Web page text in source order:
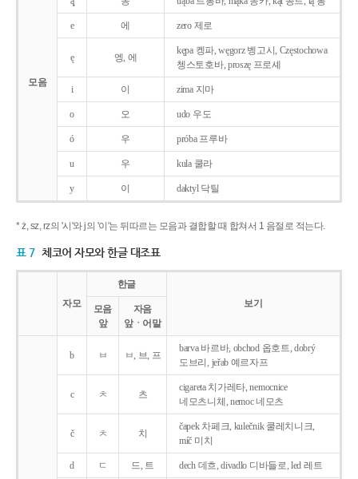
모음
e 에 zero 제로
ę 엥, 에
kępa 켕파, węgorz 벵고시, Częstochowa
쳉스토호바, proszę 프로셰
i 이 zima 지마
o 오 udo 우도
ó 우 próba 프루바
u 우 kula 쿨라
y 이 daktyl 닥틸
* ż, sz, rz의 '시'와 j의 '이'는 뒤따르는 모음과 결합할 때 합쳐서 1 음절로 적는다.
표 7 체코어 자모와 한글 대조표
자모
한글
보기
모음
앞
자음
앞ㆍ어말
b ㅂ ㅂ, 브, 프
barva 바르바, obchod 옵호트, dobrý
도브리, jeřab 예르자프
c ㅊ 츠
cigareta 치가레타, nemocnice
네모츠니체, nemoc 네모츠
č ㅊ 치
čapek 차페크, kulečnik 쿨레치니크,
míč 미치
d ㄷ 드, 트 dech 데흐, divadlo 디바들로, led 레트